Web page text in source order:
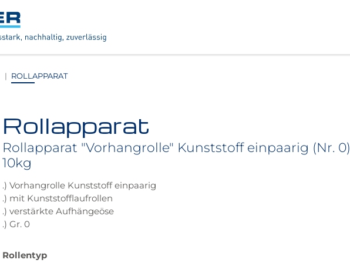
ROLLAPPARAT
Rollapparat
Rollapparat "Vorhangrolle" Kunststoff einpaarig (Nr. 0)
10kg
.) Vorhangrolle Kunststoff einpaarig
.) mit Kunststofflaufrollen
.) verstärkte Aufhängeöse
.) Gr. 0
Das
Rollentyp